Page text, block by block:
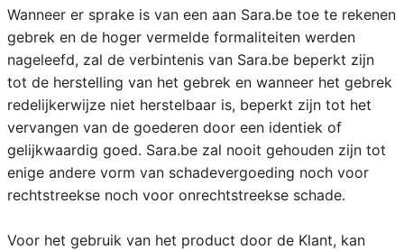
Wanneer er sprake is van een aan Sara.be toe te rekenen
gebrek en de hoger vermelde formaliteiten werden
nageleefd, zal de verbintenis van Sara.be beperkt zijn
tot de herstelling van het gebrek en wanneer het gebrek
redelijkerwijze niet herstelbaar is, beperkt zijn tot het
vervangen van de goederen door een identiek of
gelijkwaardig goed. Sara.be zal nooit gehouden zijn tot
enige andere vorm van schadevergoeding noch voor
rechtstreekse noch voor onrechtstreekse schade.
Voor het gebruik van het product door de Klant, kan